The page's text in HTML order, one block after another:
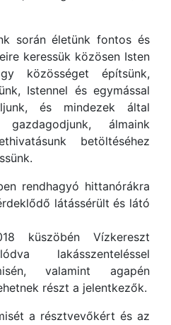
során életünk fontos és
keressük közösen Isten
közösséget építsünk,
Istennel és egymással
és mindezek által
álmaink
betöltéséhez
rendhagyó hittanórákra
látássérült és látó
küszöbén Vízkereszt
lakásszenteléssel
valamint agapén
részt a jelentkezők.
a résztvevőkért és az